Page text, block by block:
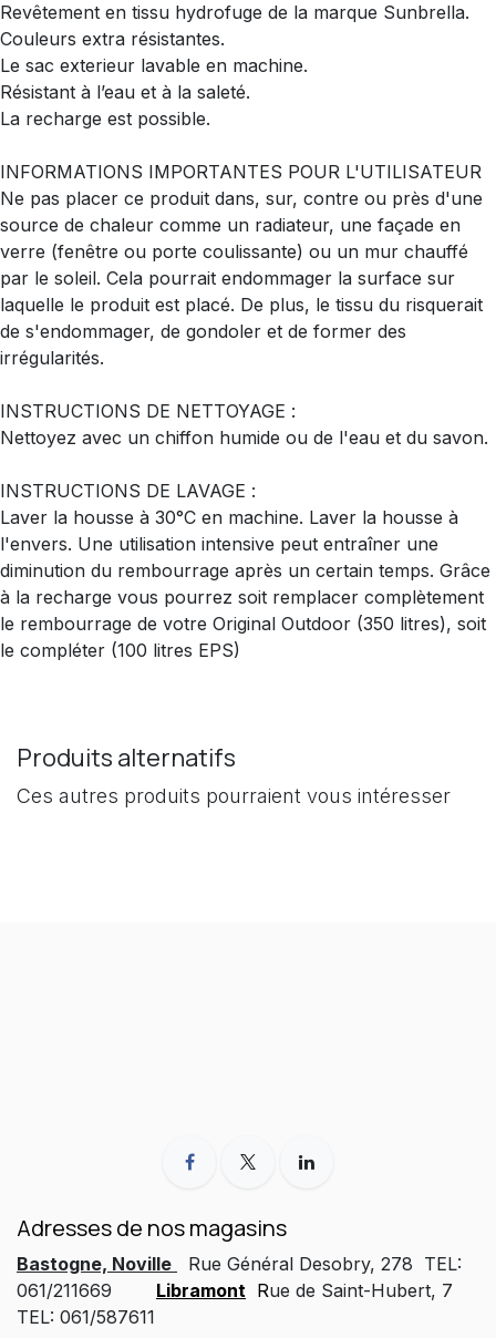
Revêtement en tissu hydrofuge de la marque Sunbrella.
Couleurs extra résistantes.
Le sac exterieur lavable en machine.
Résistant à l’eau et à la saleté.
La recharge est possible.
INFORMATIONS IMPORTANTES POUR L'UTILISATEUR
Ne pas placer ce produit dans, sur, contre ou près d'une
source de chaleur comme un radiateur, une façade en
verre (fenêtre ou porte coulissante) ou un mur chauffé
par le soleil. Cela pourrait endommager la surface sur
laquelle le produit est placé. De plus, le tissu du risquerait
de s'endommager, de gondoler et de former des
irrégularités.
INSTRUCTIONS DE NETTOYAGE :
Nettoyez avec un chiffon humide ou de l'eau et du savon.
INSTRUCTIONS DE LAVAGE :
Laver la housse à 30°C en machine. Laver la housse à
l'envers. Une utilisation intensive peut entraîner une
diminution du rembourrage après un certain temps. Grâce
à la recharge vous pourrez soit remplacer complètement
le rembourrage de votre Original Outdoor (350 litres), soit
le compléter (100 litres EPS)
Produits alternatifs
Ces autres produits pourraient vous intéresser
Adresses de nos magasins
Bastogne, Noville
Rue Général Desobry, 278 TEL:
061/211669
Libramont Rue de Saint-Hubert, 7
TEL: 061/587611